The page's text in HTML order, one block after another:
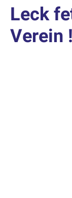
Leck
Verein !